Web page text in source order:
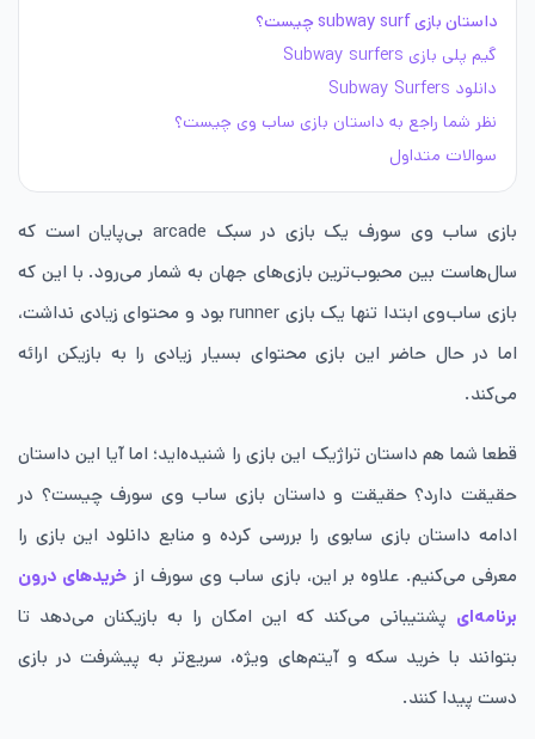
داستان بازی subway surf چیست؟
گیم پلی بازی Subway surfers
دانلود Subway Surfers
نظر شما راجع به داستان بازی ساب وی چیست؟
سوالات متداول
بازی ساب وی سورف یک بازی در سبک arcade بی‌پایان است که
سال‌هاست بین محبوب‌ترین بازی‌های جهان به شمار می‌رود. با این که
بازی ساب‌وی ابتدا تنها یک بازی runner بود و محتوای زیادی نداشت،
اما در حال حاضر این بازی محتوای بسیار زیادی را به بازیکن ارائه
می‌کند.
قطعا شما هم داستان تراژیک این بازی را شنیده‌اید؛ اما آیا این داستان
حقیقت دارد؟ حقیقت و داستان بازی ساب وی سورف چیست؟ در
ادامه داستان بازی سابوی را بررسی کرده و منابع دانلود این بازی را
معرفی می‌کنیم. علاوه بر این، بازی ساب وی سورف از خریدهای درون
برنامه‌ای پشتیبانی می‌کند که این امکان را به بازیکنان می‌دهد تا
بتوانند با خرید سکه و آیتم‌های ویژه، سریع‌تر به پیشرفت در بازی
دست پیدا کنند.